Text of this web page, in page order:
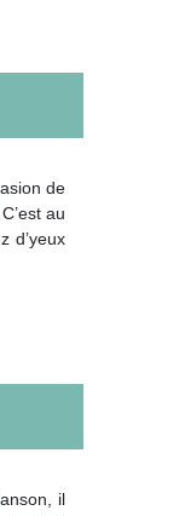
de
au
d’yeux
il